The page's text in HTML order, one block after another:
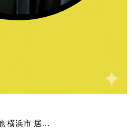
横浜市 居…